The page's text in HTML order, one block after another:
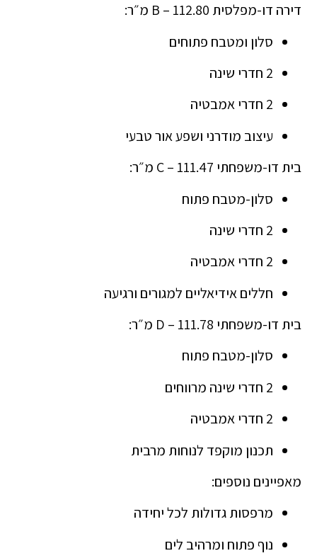
דירה דו-מפלסית B – 112.80 מ״ר:
סלון ומטבח פתוחים
2 חדרי שינה
2 חדרי אמבטיה
עיצוב מודרני ושפע אור טבעי
בית דו-משפחתי C – 111.47 מ״ר:
סלון-מטבח פתוח
2 חדרי שינה
2 חדרי אמבטיה
חללים אידיאליים למגורים ורגיעה
בית דו-משפחתי D – 111.78 מ״ר:
סלון-מטבח פתוח
2 חדרי שינה מרווחים
2 חדרי אמבטיה
תכנון מוקפד לנוחות מרבית
מאפיינים נוספים:
מרפסות גדולות לכל יחידה
נוף פתוח ומרהיב לים